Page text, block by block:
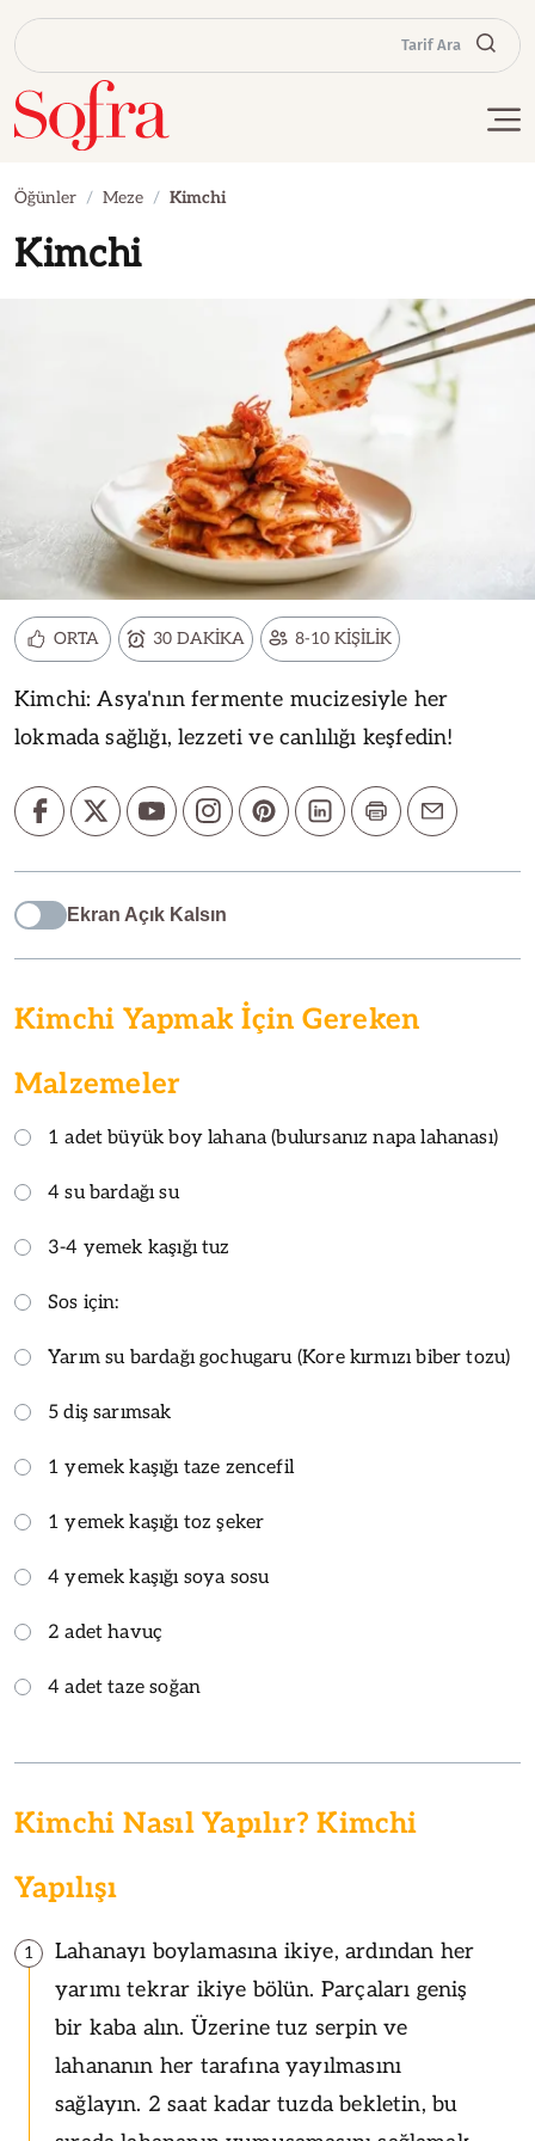
Tarif Ara
Öğünler Meze Kimchi
Kimchi
ORTA 30 DAKİKA 8-10 KİŞİLİK
Kimchi: Asya'nın fermente mucizesiyle her
lokmada sağlığı, lezzeti ve canlılığı keşfedin!
Ekran Açık Kalsın
Kimchi Yapmak İçin Gereken
Malzemeler
1 adet büyük boy lahana (bulursanız napa lahanası)
4 su bardağı su
3-4 yemek kaşığı tuz
Sos için:
Yarım su bardağı gochugaru (Kore kırmızı biber tozu)
5 diş sarımsak
1 yemek kaşığı taze zencefil
1 yemek kaşığı toz şeker
4 yemek kaşığı soya sosu
2 adet havuç
4 adet taze soğan
Kimchi Nasıl Yapılır? Kimchi
Yapılışı
1
Lahanayı boylamasına ikiye, ardından her
yarımı tekrar ikiye bölün. Parçaları geniş
bir kaba alın. Üzerine tuz serpin ve
lahananın her tarafına yayılmasını
sağlayın. 2 saat kadar tuzda bekletin, bu